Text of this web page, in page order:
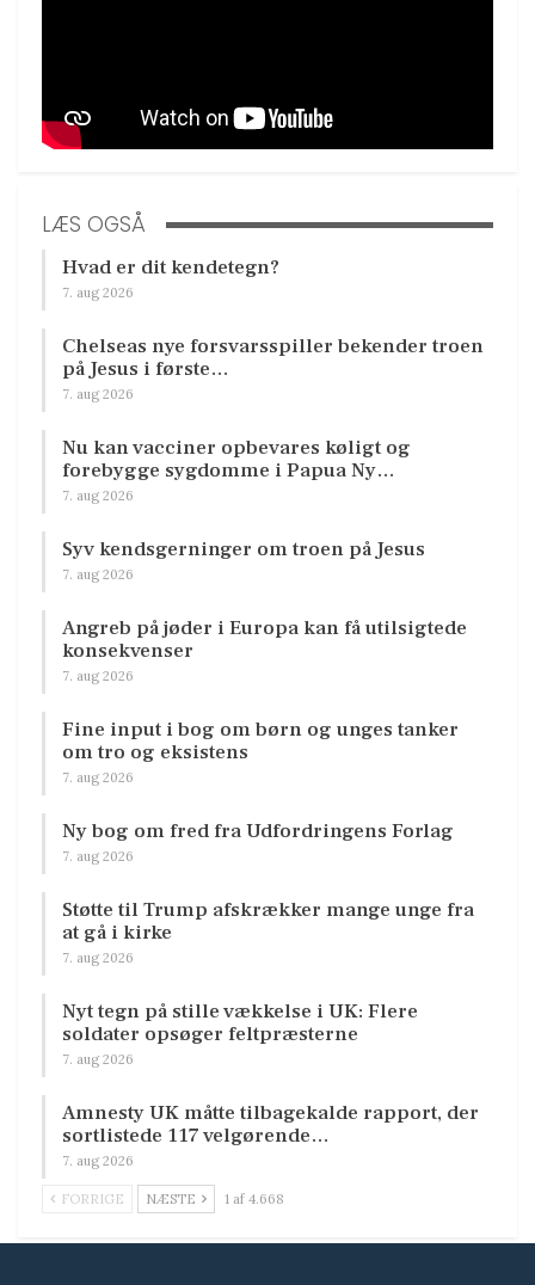
LÆS OGSÅ
Hvad er dit kendetegn?
7. aug 2026
Chelseas nye forsvarsspiller bekender troen
på Jesus i første…
7. aug 2026
Nu kan vacciner opbevares køligt og
forebygge sygdomme i Papua Ny…
7. aug 2026
Syv kendsgerninger om troen på Jesus
7. aug 2026
Angreb på jøder i Europa kan få utilsigtede
konsekvenser
7. aug 2026
Fine input i bog om børn og unges tanker
om tro og eksistens
7. aug 2026
Ny bog om fred fra Udfordringens Forlag
7. aug 2026
Støtte til Trump afskrækker mange unge fra
at gå i kirke
7. aug 2026
Nyt tegn på stille vækkelse i UK: Flere
soldater opsøger feltpræsterne
7. aug 2026
Amnesty UK måtte tilbagekalde rapport, der
sortlistede 117 velgørende…
7. aug 2026
FORRIGE NÆSTE 1 af 4.668